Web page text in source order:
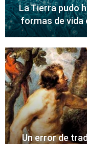
La Tierra pudo
formas de vida
Un error de